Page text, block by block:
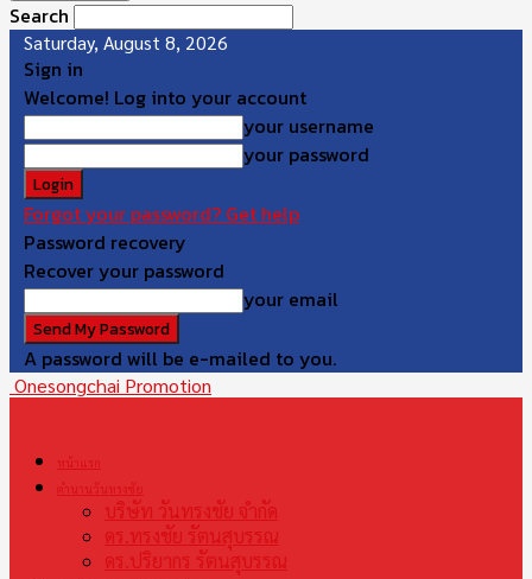
Search
Saturday, August 8, 2026
Sign in
Welcome! Log into your account
your username
your password
Forgot your password? Get help
Password recovery
Recover your password
your email
A password will be e-mailed to you.
Onesongchai Promotion
หน้าแรก
ตำนานวันทรงชัย
บริษัท วันทรงชัย จำกัด
ดร.ทรงชัย รัตนสุบรรณ
ดร.ปริยากร รัตนสุบรรณ